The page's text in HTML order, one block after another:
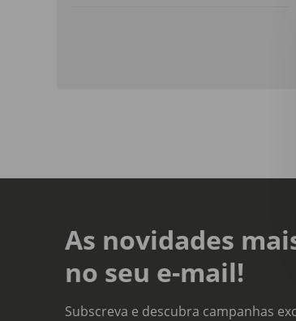
As novidades
no seu e-mail!
Subscreva e descubra campanhas